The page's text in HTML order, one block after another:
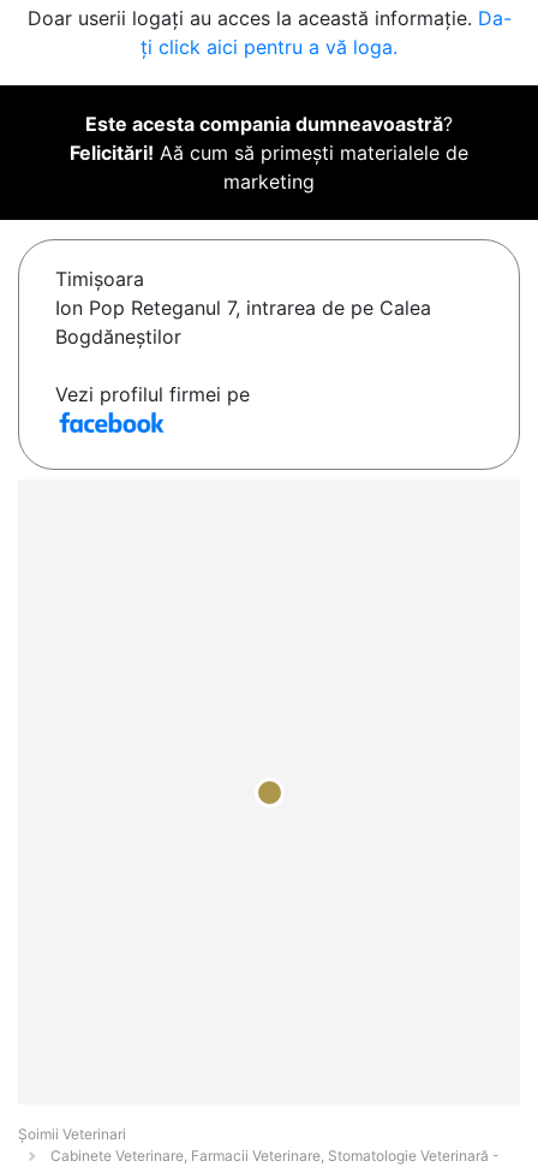
Doar userii logați au acces la această informație. Da-
ți click aici pentru a vă loga.
Este acesta compania dumneavoastră?
Felicitări! Aă cum să primești materialele de
marketing
Timişoara
Ion Pop Reteganul 7, intrarea de pe Calea
Bogdăneștilor
Vezi profilul firmei pe
Șoimii Veterinari
Cabinete Veterinare, Farmacii Veterinare, Stomatologie Veterinară -